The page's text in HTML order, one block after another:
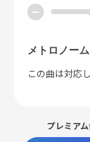
ー
メトロノーム
この曲は対応
プレミア